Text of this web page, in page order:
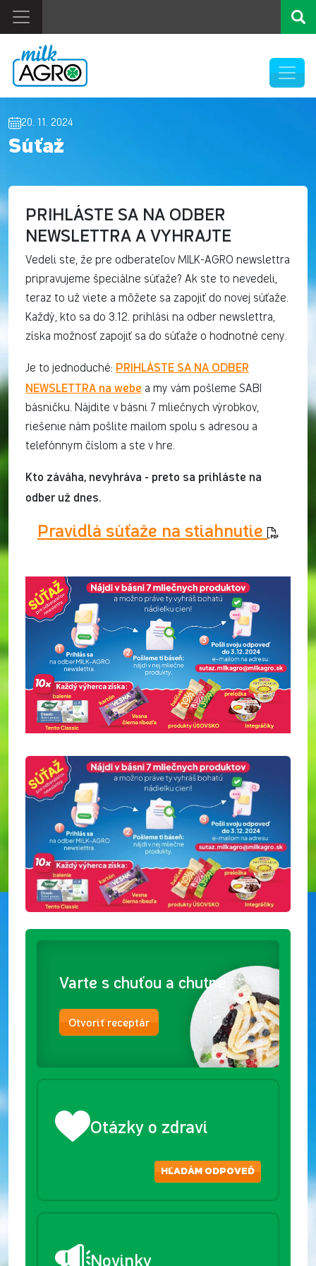
20. 11. 2024
Súťaž
PRIHLÁSTE SA NA ODBER
NEWSLETTRA A VYHRAJTE
Vedeli ste, že pre odberateľov MILK-AGRO newslettra
pripravujeme špeciálne súťaže? Ak ste to nevedeli,
teraz to už viete a môžete sa zapojiť do novej súťaže.
Každý, kto sa do 3.12. prihlási na odber newslettra,
získa možnosť zapojiť sa do súťaže o hodnotné ceny.
Je to jednoduché: PRIHLÁSTE SA NA ODBER
NEWSLETTRA na webe a my vám pošleme SABI
básničku. Nájdite v básni 7 mliečnych výrobkov,
riešenie nám pošlite mailom spolu s adresou a
telefónnym číslom a ste v hre.
Kto záváha, nevyhráva - preto sa prihláste na
odber už dnes.
Pravidlá súťaže na stiahnutie
Varte s chuťou a chutne
Otvoriť receptár
Otázky o zdraví
HĽADÁM ODPOVEĎ
Novinky